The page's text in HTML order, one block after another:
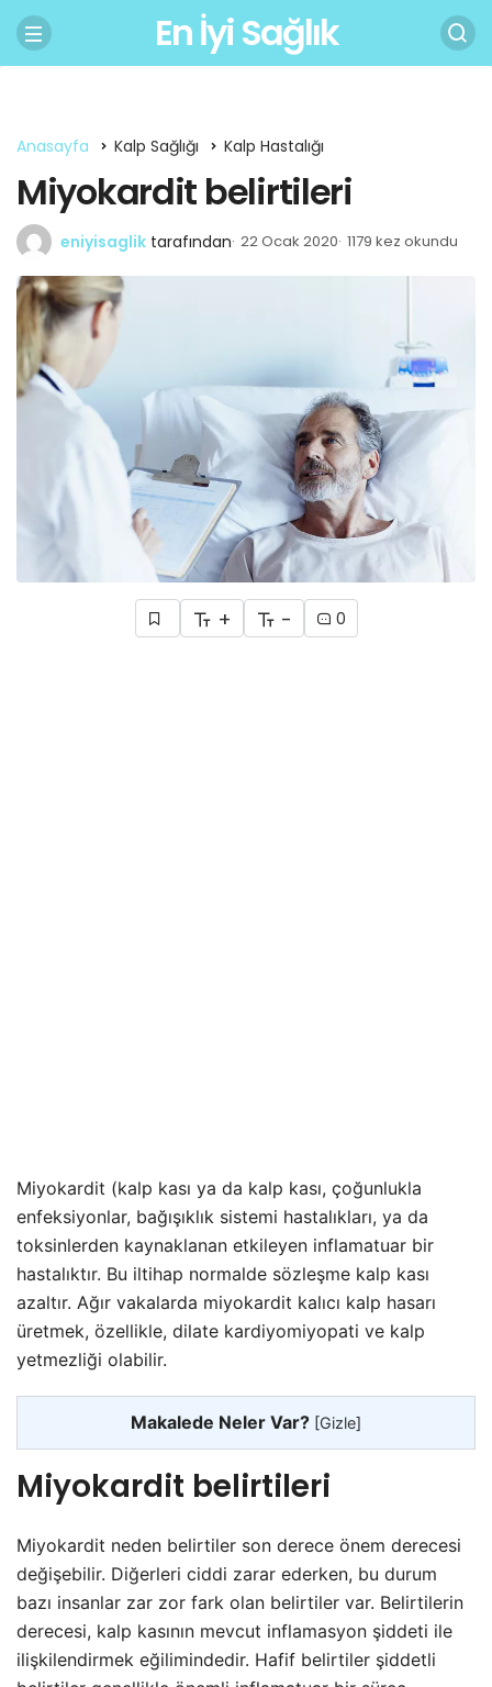
En İyi Sağlık
Anasayfa Kalp Sağlığı Kalp Hastalığı
Miyokardit belirtileri
eniyisaglik tarafından 22 Ocak 2020 1179 kez okundu
+ - 0
Miyokardit (kalp kası ya da kalp kası, çoğunlukla
enfeksiyonlar, bağışıklık sistemi hastalıkları, ya da
toksinlerden kaynaklanan etkileyen inflamatuar bir
hastalıktır. Bu iltihap normalde sözleşme kalp kası
azaltır. Ağır vakalarda miyokardit kalıcı kalp hasarı
üretmek, özellikle, dilate kardiyomiyopati ve kalp
yetmezliği olabilir.
Makalede Neler Var? [Gizle]
Miyokardit belirtileri
Miyokardit neden belirtiler son derece önem derecesi
değişebilir. Diğerleri ciddi zarar ederken, bu durum
bazı insanlar zar zor fark olan belirtiler var. Belirtilerin
derecesi, kalp kasının mevcut inflamasyon şiddeti ile
ilişkilendirmek eğilimindedir. Hafif belirtiler şiddetli